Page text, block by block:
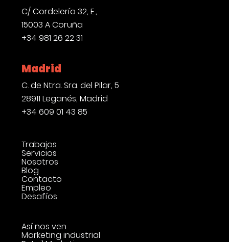
C/ Cordelería 32, E.,
15003 A Coruña
+34 981 26 22 31
Madrid
C. de Ntra. Sra. del Pilar, 5
28911 Leganés, Madrid
+34 609 01 43 85
Trabajos
Servicios
Nosotros
Blog
Contacto
Empleo
Desafíos
Así nos ven
Marketing industrial